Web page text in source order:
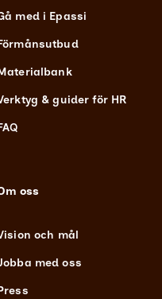
med i Epassi
& guider för HR
oss
och mål
med oss